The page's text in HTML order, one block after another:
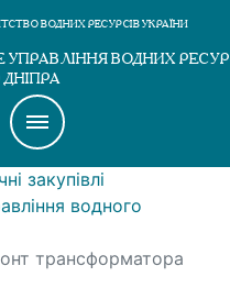
ВОДНИХ РЕСУРСІВ УКРАЇНИ
УПРАВЛІННЯ ВОДНИХ
закупівлі
водного
трансформатора